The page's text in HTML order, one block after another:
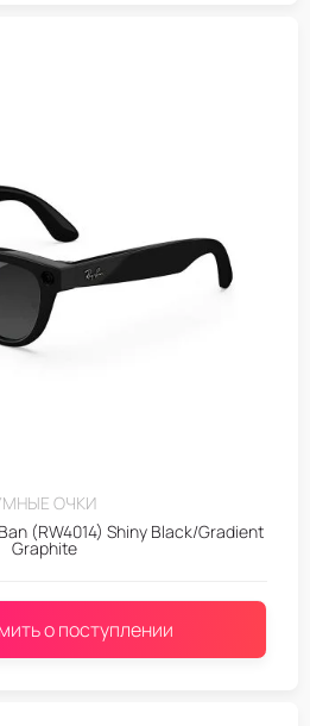
ОЧКИ
(RW4014) Shiny Black/Gradient
Graphite
о поступлении